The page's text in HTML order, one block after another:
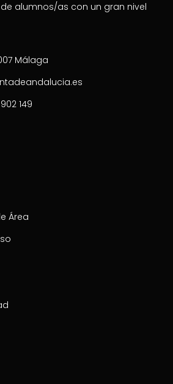
alumnos/as con un gran nivel
Málaga
149
Área